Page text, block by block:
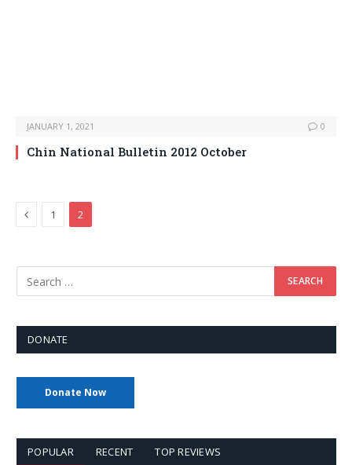
JANUARY 1, 2021 0
Chin National Bulletin 2012 October
Previous
1 2
DONATE
Donate Now
POPULAR RECENT TOP REVIEWS